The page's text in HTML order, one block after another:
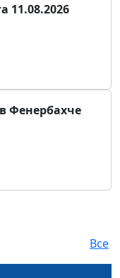
11.08.2026
Фенербахче
Все